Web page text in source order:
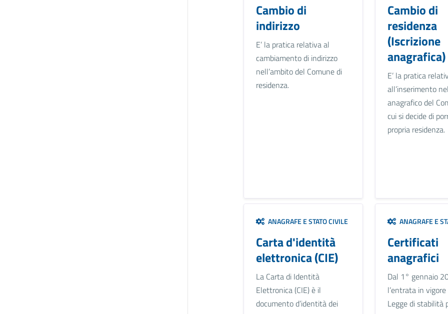
Cambio di
indirizzo
E’ la pratica relativa al
cambiamento di indirizzo
nell’ambito del Comune di
residenza.
Cambio di
residenza
(Iscrizione
anagrafica)
E’ la pratica
all’inserimento
anagrafico del
cui si decide di
propria residenza.
ANAGRAFE E STATO CIVILE
Carta d'identità
elettronica (CIE)
La Carta di Identità
Elettronica (CIE) è il
documento d’identità dei
ANAGRAFE E
Certificati
anagrafici
Dal 1° gennaio
l’entrata in
Legge di stabilità